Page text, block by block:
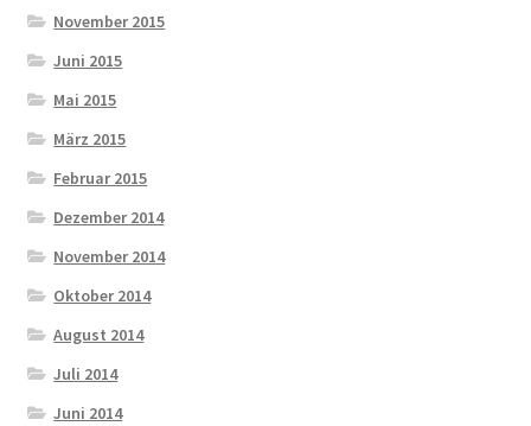
November 2015
Juni 2015
Mai 2015
März 2015
Februar 2015
Dezember 2014
November 2014
Oktober 2014
August 2014
Juli 2014
Juni 2014